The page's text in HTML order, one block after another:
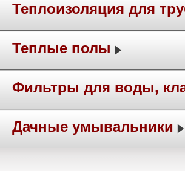
Теплоизоляция для
Теплые полы
Фильтры для воды,
Дачные умывальники